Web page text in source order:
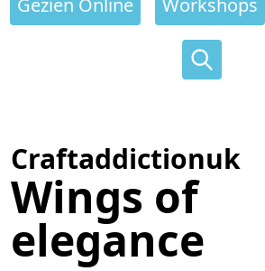
Gezien Online Workshops
Craftaddictionuk
Wings of
elegance